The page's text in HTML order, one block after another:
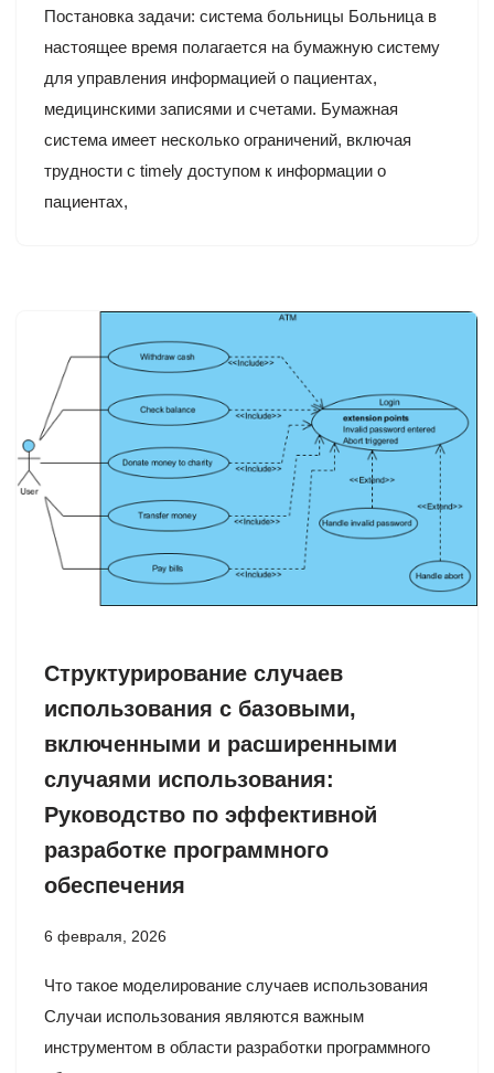
Постановка задачи: система больницы Больница в
настоящее время полагается на бумажную систему
для управления информацией о пациентах,
медицинскими записями и счетами. Бумажная
система имеет несколько ограничений, включая
трудности с timely доступом к информации о
пациентах,
Структурирование случаев
использования с базовыми,
включенными и расширенными
случаями использования:
Руководство по эффективной
разработке программного
обеспечения
6 февраля, 2026
Что такое моделирование случаев использования
Случаи использования являются важным
инструментом в области разработки программного